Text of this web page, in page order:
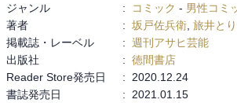
ジャンル : コミック - 男性コミ
著者
: 坂戸佐兵衛 旅井とり
掲載誌・レーベル
: 週刊アサヒ芸能
出版社
: 徳間書店
Reader Store発売日
:
2020.12.24
書誌発売日
:
2021.01.15